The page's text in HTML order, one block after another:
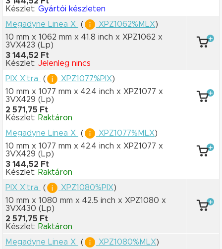
Készlet: Gyártói készleten
Megadyne Linea X
( XPZ1062%MLX)
10 mm x 1062 mm x 41.8 inch x XPZ1062 x
3VX423 (Lp)
3 144,52 Ft
Készlet: Jelenleg nincs
PIX X'tra
( XPZ1077%PIX)
10 mm x 1077 mm x 42.4 inch x XPZ1077 x
3VX429 (Lp)
2 571,75 Ft
Készlet: Raktáron
Megadyne Linea X
( XPZ1077%MLX)
10 mm x 1077 mm x 42.4 inch x XPZ1077 x
3VX429 (Lp)
3 144,52 Ft
Készlet: Raktáron
PIX X'tra
( XPZ1080%PIX)
10 mm x 1080 mm x 42.5 inch x XPZ1080 x
3VX430 (Lp)
2 571,75 Ft
Készlet: Raktáron
Megadyne Linea X
( XPZ1080%MLX)